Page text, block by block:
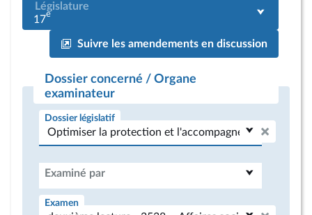
Législature
17e
Suivre les amendements en discussion
Dossier concerné / Organe
examinateur
Dossier législatif
Examiné par
Examen